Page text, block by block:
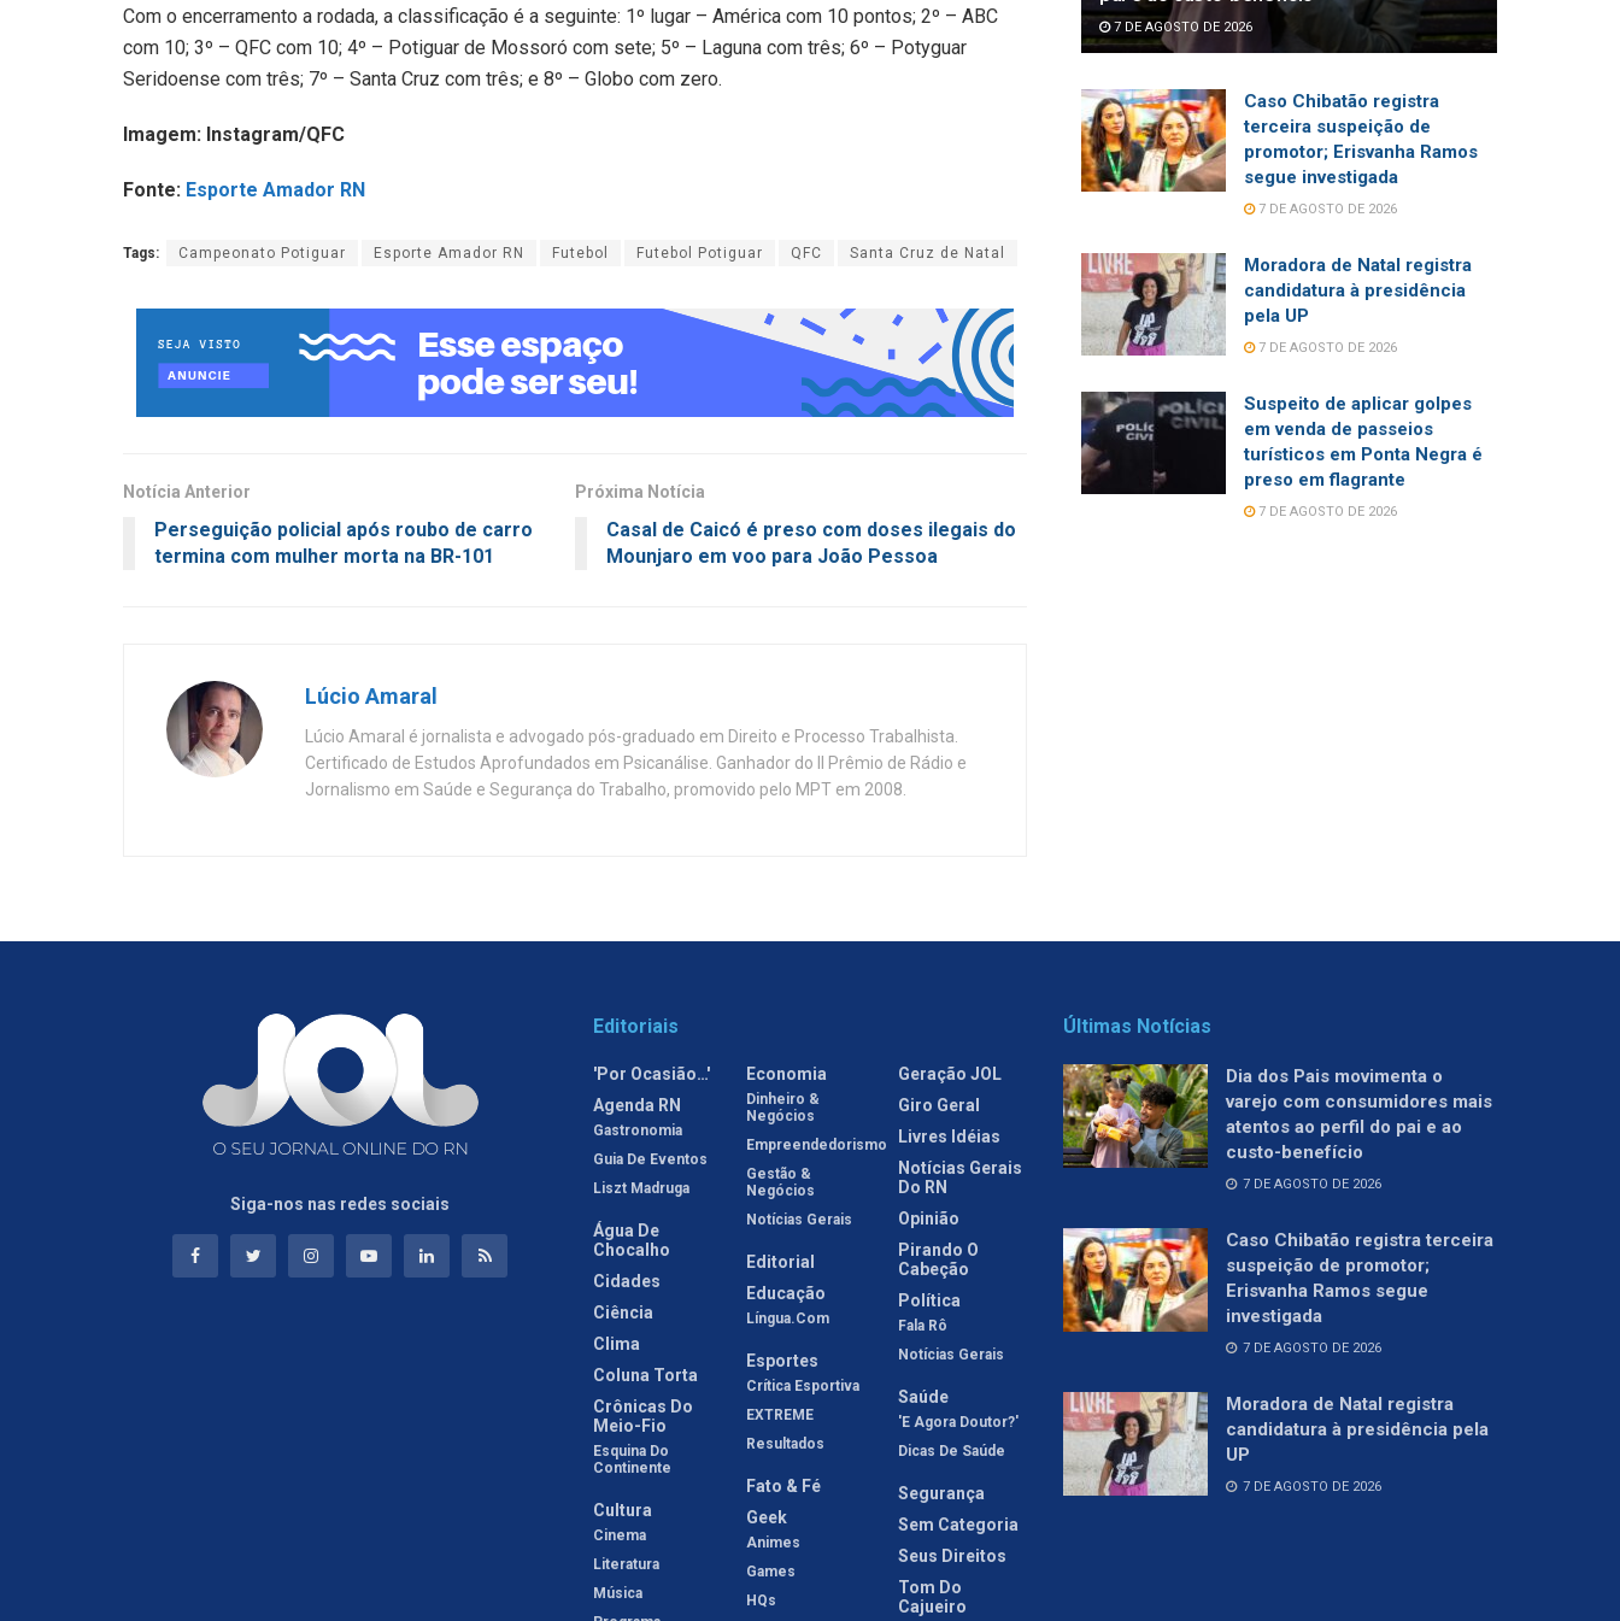
Com o encerramento a rodada, a classificação é a seguinte: 1º lugar – América com 10 pontos; 2º – ABC
com 10; 3º – QFC com 10; 4º – Potiguar de Mossoró com sete; 5º – Laguna com três; 6º – Potyguar
Seridoense com três; 7º – Santa Cruz com três; e 8º – Globo com zero.
Imagem: Instagram/QFC
Fonte: Esporte Amador RN
Tags: Campeonato Potiguar Esporte Amador RN Futebol Futebol Potiguar QFC Santa Cruz de Natal
Notícia Anterior
Perseguição policial após roubo de carro
termina com mulher morta na BR-101
Próxima Notícia
Casal de Caicó é preso com doses ilegais do
Mounjaro em voo para João Pessoa
Lúcio Amaral
Lúcio Amaral é jornalista e advogado pós-graduado em Direito e Processo Trabalhista.
Certificado de Estudos Aprofundados em Psicanálise. Ganhador do II Prêmio de Rádio e
Jornalismo em Saúde e Segurança do Trabalho, promovido pelo MPT em 2008.
7 DE AGOSTO DE 2026
Caso Chibatão registra
terceira suspeição de
promotor; Erisvanha Ramos
segue investigada
7 DE AGOSTO DE 2026
Moradora de Natal registra
candidatura à presidência
pela UP
7 DE AGOSTO DE 2026
Suspeito de aplicar golpes
em venda de passeios
turísticos em Ponta Negra é
preso em flagrante
7 DE AGOSTO DE 2026
Siga-nos nas redes sociais
Editoriais
'Por Ocasião…'
Agenda RN
Gastronomia
Guia De Eventos
Liszt Madruga
Água De
Chocalho
Cidades
Ciência
Clima
Coluna Torta
Crônicas Do
Meio-Fio
Esquina Do
Continente
Cultura
Cinema
Literatura
Música
Economia
Dinheiro &
Negócios
Empreendedorismo
Gestão &
Negócios
Notícias Gerais
Editorial
Educação
Língua.com
Esportes
Crítica Esportiva
EXTREME
Resultados
Fato & Fé
Geek
Animes
Games
HQs
Geração JOL
Giro Geral
Livres Idéias
Notícias Gerais
Do RN
Opinião
Pirando O
Cabeção
Política
Fala Rô
Notícias Gerais
Saúde
'E Agora Doutor?'
Dicas De Saúde
Segurança
Sem Categoria
Seus Direitos
Tom Do
Cajueiro
Últimas Notícias
Dia dos Pais movimenta o
varejo com consumidores mais
atentos ao perfil do pai e ao
custo-benefício
7 DE AGOSTO DE 2026
Caso Chibatão registra terceira
suspeição de promotor;
Erisvanha Ramos segue
investigada
7 DE AGOSTO DE 2026
Moradora de Natal registra
candidatura à presidência pela
UP
7 DE AGOSTO DE 2026